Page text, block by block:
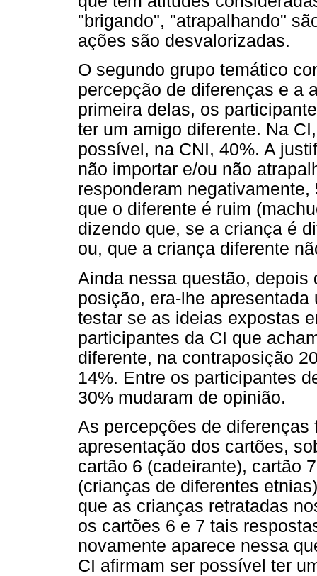
"brigando", "atrapalhando"
ações são desvalorizadas.
O segundo grupo temático
percepção de diferenças e a
primeira delas, os
ter um amigo diferente. Na
possível, na CNI, 40%. A
não importar e/ou não
responderam
que o diferente é ruim
dizendo que, se a criança é
ou, que a criança diferente
Ainda nessa questão,
posição, era-lhe
testar se as ideias expostas
participantes da CI que
diferente, na contraposição
14%. Entre os participantes
30% mudaram de opinião.
As percepções de
apresentação dos cartões,
cartão 6 (cadeirante), cartão
(crianças de diferentes
que as crianças retratadas
os cartões 6 e 7 tais
novamente aparece nessa
CI afirmam ser possível ter